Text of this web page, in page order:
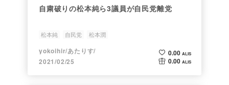
自粛破りの松本純ら3議員が自民党離党
松本純 自民党 松本潤
yokoihir/あたりす/
2021/02/25
0.00 ALIS
0.00 ALIS